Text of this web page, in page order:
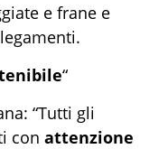
e frane e
“
“Tutti gli
con attenzione